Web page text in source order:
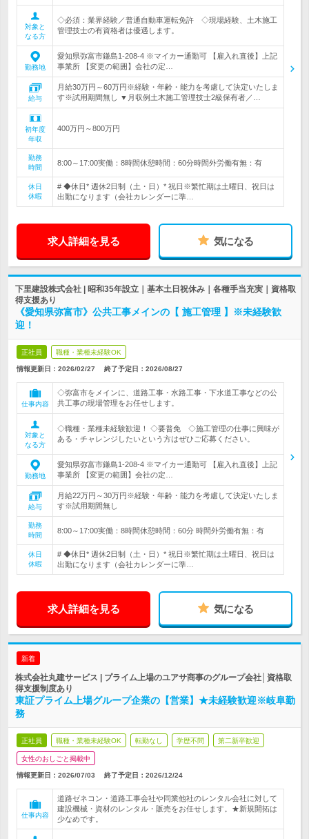
対象と
なる方
◇必須：業界経験／普通自動車運転免許 ◇現場経験、土木施工
管理技士の有資格者は優遇します。
勤務地
愛知県弥富市鎌島1-208-4 ※マイカー通勤可 【雇入れ直後】上記
事業所 【変更の範囲】会社の定…
給与
月給30万円～60万円※経験・年齢・能力を考慮して決定いたしま
す※試用期間無し ▼月収例土木施工管理技士2級保有者／…
初年度
年収
400万円～800万円
勤務
時間
8:00～17:00実働：8時間休憩時間：60分時間外労働有無：有
休日
休暇
# ◆休日* 週休2日制（土・日）* 祝日※繁忙期は土曜日、祝日は
出勤になります（会社カレンダーに準…
求人詳細を見る 気になる
下里建設株式会社 | 昭和35年設立｜基本土日祝休み｜各種手当充実｜資格取
得支援あり
《愛知県弥富市》公共工事メインの【 施工管理 】※未経験歓
迎！
正社員 職種・業種未経験OK
情報更新日：2026/02/27 終了予定日： 2026/08/27
仕事内容
◇弥富市をメインに、道路工事・水路工事・下水道工事などの公
共工事の現場管理をお任せします。
対象と
なる方
◇職種・業種未経験歓迎！ ◇要普免 ◇施工管理の仕事に興味が
ある・チャレンジしたいという方はぜひご応募ください。
勤務地
愛知県弥富市鎌島1-208-4 ※マイカー通勤可 【雇入れ直後】上記
事業所 【変更の範囲】会社の定…
給与
月給22万円～30万円※経験・年齢・能力を考慮して決定いたしま
す※試用期間無し
勤務
時間
8:00～17:00実働：8時間休憩時間：60分 時間外労働有無：有
休日
休暇
# ◆休日* 週休2日制（土・日）* 祝日※繁忙期は土曜日、祝日は
出勤になります（会社カレンダーに準…
求人詳細を見る 気になる
新着
株式会社丸建サービス | プライム上場のユアサ商事のグループ会社│資格取
得支援制度あり
東証プライム上場グループ企業の【営業】★未経験歓迎※岐阜勤
務
正社員 職種・業種未経験OK 転勤なし 学歴不問 第二新卒歓迎
女性のおしごと掲載中
情報更新日：2026/07/03 終了予定日： 2026/12/24
仕事内容
道路ゼネコン・道路工事会社や同業他社のレンタル会社に対して
建設機械・資材のレンタル・販売をお任せします。★新規開拓は
少なめです。